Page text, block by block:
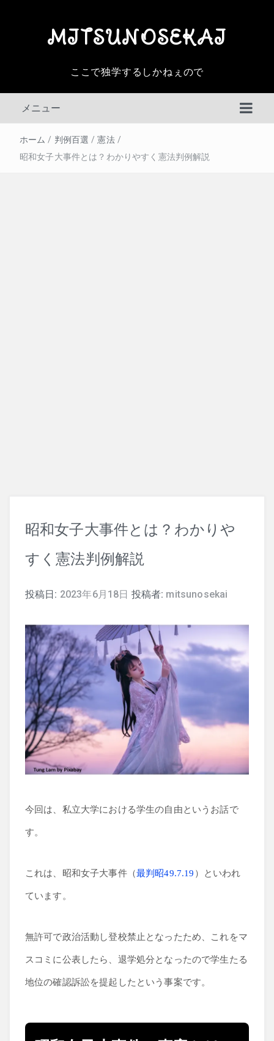
MITSUNOSEKAI
ここで独学するしかねぇので
メニュー
司法試験
行政書士
株式
ホーム / 判例百選 / 憲法 /
昭和女子大事件とは？わかりやすく憲法判例解説
昭和女子大事件とは？わかりや
すく憲法判例解説
投稿日: 2023年6月18日 投稿者: mitsunosekai
今回は、私立大学における学生の自由というお話で
す。
これは、昭和女子大事件（最判昭49.7.19 ）といわれ
ています。
無許可で政治活動し登校禁止となったため、これをマ
スコミに公表したら、退学処分となったので学生たる
地位の確認訴訟を提起したという事案です。